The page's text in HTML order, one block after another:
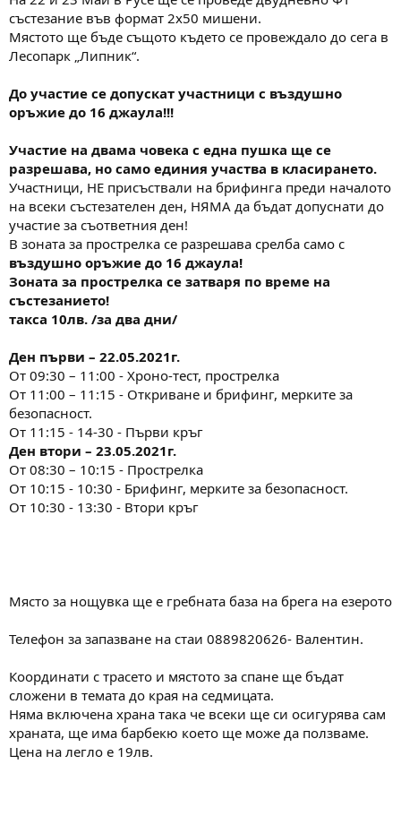
а
т
а
а
състезание във формат 2х50 мишени.
Мястото ще бъде същото където се провеждало до сега в
Лесопарк „Липник“.
До участие се допускат участници с въздушно
оръжие до 16 джаула!!!
Участие на двама човекa с една пушка ще се
разрешава, но само единия участва в класирането.
Участници, НЕ присъствали на брифинга преди началото
на всеки състезателен ден, НЯМА да бъдат допуснати до
участие за съответния ден!
В зоната за прострелка се разрешава срелба само с
въздушно оръжие до 16 джаула!
Зоната за прострелка се затваря по време на
състезанието!
такса 10лв. /за два дни/
Ден първи – 22.05.2021г.
От 09:30 – 11:00 - Хроно-тест, прострелка
От 11:00 – 11:15 - Откриване и брифинг, мерките за
безопасност.
От 11:15 - 14-30 - Първи кръг
Ден втори – 23.05.2021г.
От 08:30 – 10:15 - Прострелка
От 10:15 - 10:30 - Брифинг, мерките за безопасност.
От 10:30 - 13:30 - Втори кръг
Място за нощувка ще е гребната база на брега на езерото
Телефон за запазване на стаи 0889820626- Валентин.
Координати с трасето и мястото за спане ще бъдат
сложени в темата до края на седмицата.
Няма включена храна така че всеки ще си осигурява сам
храната, ще има барбекю което ще може да ползваме.
Цена на легло е 19лв.